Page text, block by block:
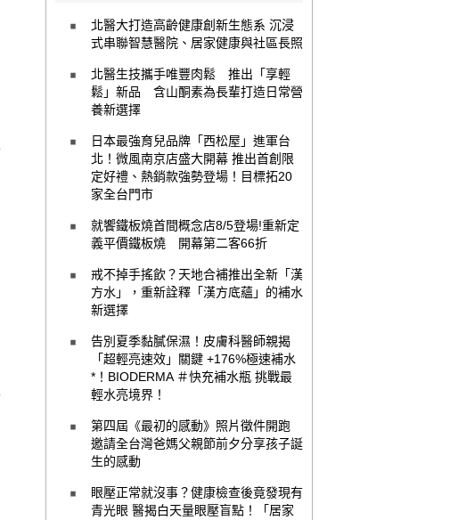
北醫大打造高齡健康創新生態系 沉浸
式串聯智慧醫院、居家健康與社區長照
北醫生技攜手唯豐肉鬆 推出「享輕
鬆」新品 含山酮素為長輩打造日常營
養新選擇
日本最強育兒品牌「西松屋」進軍台
北！微風南京店盛大開幕 推出首創限
定好禮、熱銷款強勢登場！目標拓20
家全台門市
就饗鐵板燒首間概念店8/5登場!重新定
義平價鐵板燒 開幕第二客66折
戒不掉手搖飲？天地合補推出全新「漢
方水」，重新詮釋「漢方底蘊」的補水
新選擇
告別夏季黏膩保濕！皮膚科醫師親揭
「超輕亮速效」關鍵 +176%極速補水
*！BIODERMA ＃快充補水瓶 挑戰最
輕水亮境界！
第四屆《最初的感動》照片徵件開跑
邀請全台灣爸媽父親節前夕分享孩子誕
生的感動
眼壓正常就沒事？健康檢查後竟發現有
青光眼 醫揭白天量眼壓盲點！「居家